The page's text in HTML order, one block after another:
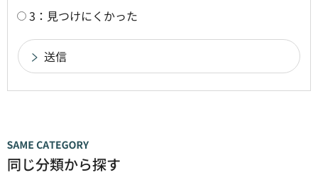
3：見つけにくかった
同じ分類から探す